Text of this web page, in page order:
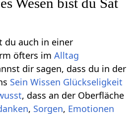
du auch in einer
öfters imAlltag
dir sagen, dass du in der
Sein Wissen Glückseligkeit
, dass an der Oberfläche
, Sorgen, Emotionen